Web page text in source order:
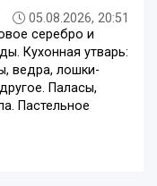
05.08.2026, 20:51
серебро и
Кухонная утварь:
ведра, лошки-
Паласы,
Пастельное